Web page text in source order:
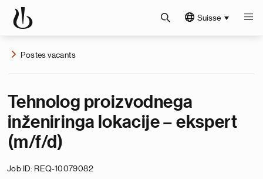
Suisse
Postes vacants
Tehnolog proizvodnega
inženiringa lokacije – ekspert
(m/f/d)
Job ID REQ-10079082